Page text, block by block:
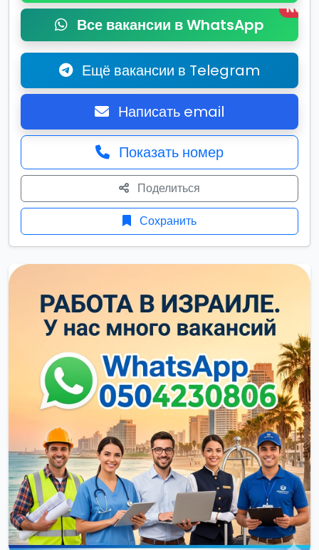
Все вакансии в WhatsApp
New
Ещё вакансии в Telegram
Написать email
Показать номер
Поделиться
Сохранить